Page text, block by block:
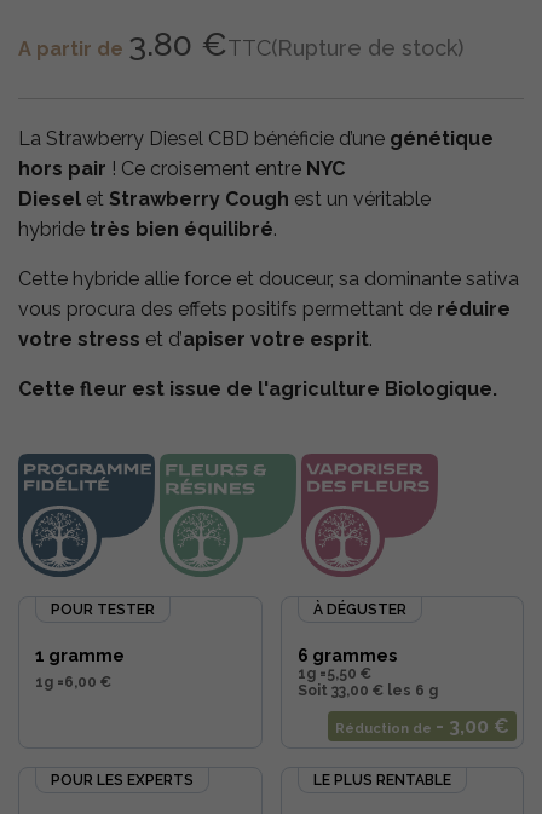
A partir de 3.80 €TTC(Rupture de stock)
La Strawberry Diesel CBD bénéficie d’une génétique
hors pair ! Ce croisement entre NYC
Diesel et Strawberry Cough est un véritable
hybride très bien équilibré.
Cette hybride allie force et douceur, sa dominante sativa
vous procura des effets positifs permettant de réduire
votre stress et d’apiser votre esprit.
Cette fleur est issue de l'agriculture Biologique.
1 gramme
POUR TESTER
1g =6,00 €
Réduction de - 3,00 €
6 grammes
À DÉGUSTER
1g =5,50 €
Soit 33,00 € les 6 g
POUR LES EXPERTS LE PLUS RENTABLE